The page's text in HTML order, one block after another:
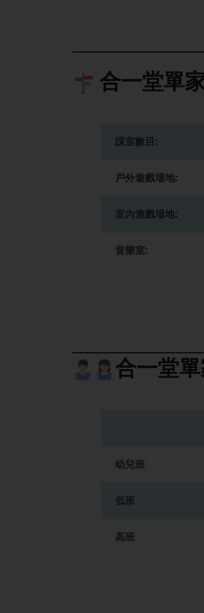
合一堂單
課室數目:
戶外遊戲場地:
室內遊戲場地:
音樂室:
合一堂
幼兒班
低班
高班